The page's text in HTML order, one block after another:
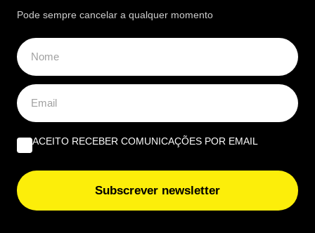
Continente alerta: não compre ameixas
no supermercado se estiverem assim e
esta é a razão
Pode sempre cancelar a qualquer momento
ACEITO RECEBER COMUNICAÇÕES POR EMAIL
Subscrever newsletter